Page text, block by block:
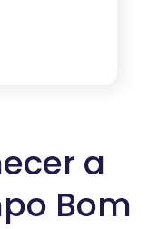
a
Bom